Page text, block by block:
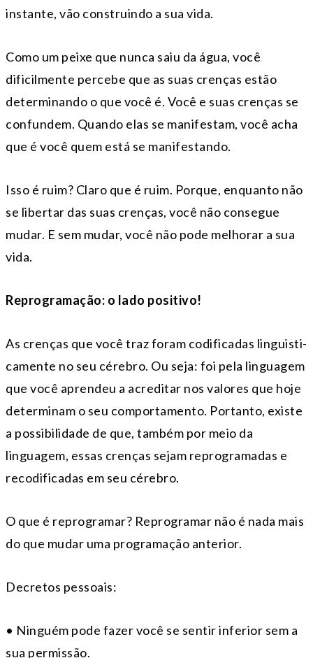
instante, vão construindo a sua vida.
Como um peixe que nunca saiu da água, você
dificilmente percebe que as suas crenças estão
determinando o que você é. Você e suas crenças se
confundem. Quando elas se manifestam, você acha
que é você quem está se manifestando.
Isso é ruim? Claro que é ruim. Porque, enquanto não
se libertar das suas crenças, você não consegue
mudar. E sem mudar, você não pode melhorar a sua
vida.
Reprogramação: o lado positivo!
As crenças que você traz foram codificadas lin­guis­ti­
camente no seu cérebro. Ou seja: foi pela linguagem
que você aprendeu a acreditar nos valores que hoje
determinam o seu comportamento. Portanto, existe
a possibilidade de que, também por meio da
linguagem, essas crenças sejam reprogramadas e
reco­dificadas em seu cérebro.
O que é reprogramar? Reprogramar não é nada mais
do que mudar uma programação anterior.
Decretos pessoais:
• Ninguém pode fazer você se sentir inferior sem a
sua permissão.